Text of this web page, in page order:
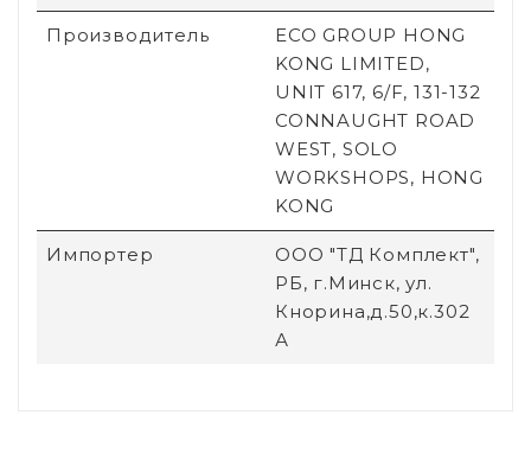
Производитель
ECO GROUP HONG
KONG LIMITED,
UNIT 617, 6/F, 131-132
CONNAUGHT ROAD
WEST, SOLO
WORKSHOPS, HONG
KONG
Импортер
ООО "ТД Комплект",
РБ, г.Минск, ул.
Кнорина,д.50,к.302
А